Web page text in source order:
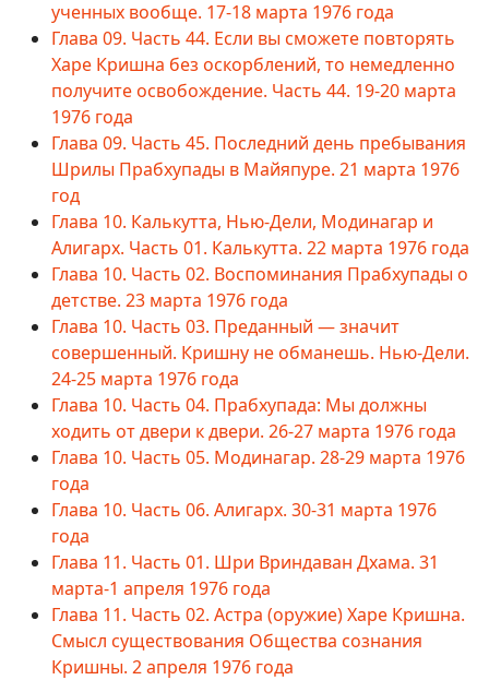
ученных вообще. 17-18 марта 1976 года
Глава 09. Часть 44. Если вы сможете повторять
Харе Кришна без оскорблений, то немедленно
получите освобождение. Часть 44. 19-20 марта
1976 года
Глава 09. Часть 45. Последний день пребывания
Шрилы Прабхупады в Майяпуре. 21 марта 1976
год
Глава 10. Калькутта, Нью-Дели, Модинагар и
Алигарх. Часть 01. Калькутта. 22 марта 1976 года
Глава 10. Часть 02. Воспоминания Прабхупады о
детстве. 23 марта 1976 года
Глава 10. Часть 03. Преданный — значит
совершенный. Кришну не обманешь. Нью-Дели.
24-25 марта 1976 года
Глава 10. Часть 04. Прабхупада: Мы должны
ходить от двери к двери. 26-27 марта 1976 года
Глава 10. Часть 05. Модинагар. 28-29 марта 1976
года
Глава 10. Часть 06. Алигарх. 30-31 марта 1976
года
Глава 11. Часть 01. Шри Вриндаван Дхама. 31
марта-1 апреля 1976 года
Глава 11. Часть 02. Астра (оружие) Харе Кришна.
Смысл существования Общества сознания
Кришны. 2 апреля 1976 года